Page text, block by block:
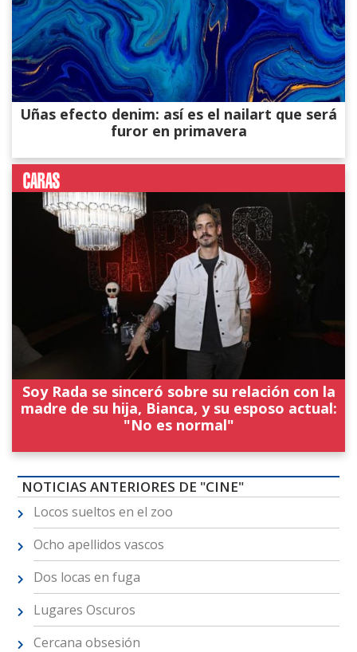
Uñas efecto denim: así es el nailart que será
furor en primavera
Soy Rada se sinceró sobre su relación con la
madre de su hija, Bianca, y su esposo actual:
"No es normal"
NOTICIAS ANTERIORES DE "CINE"
Locos sueltos en el zoo
Ocho apellidos vascos
Dos locas en fuga
Lugares Oscuros
Cercana obsesión